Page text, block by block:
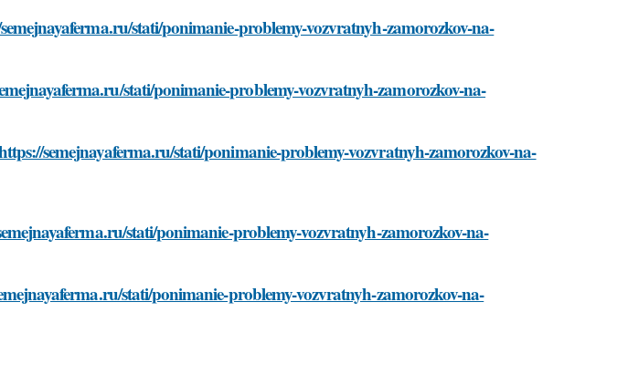
stati/ponimanie-problemy-vozvratnyh-zamorozkov-na-
stati/ponimanie-problemy-vozvratnyh-zamorozkov-na-
semejnayaferma.ru/stati/ponimanie-problemy-vozvratnyh-zamorozkov-na-
stati/ponimanie-problemy-vozvratnyh-zamorozkov-na-
stati/ponimanie-problemy-vozvratnyh-zamorozkov-na-